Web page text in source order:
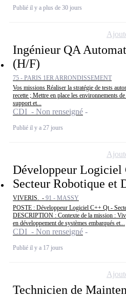
Publié il y a plus de 30 jours
Ingénieur QA
(H/F)
75 - PARIS 1ER ARRONDISSEMENT
Vos missions Réaliser la stratégie de tests
recette ; Mettre en place les environnements
support et...
CDI - Non renseigné
Publié il y a 27 jours
Développeur Logiciel
Secteur Robotique et
VIVERIS. - 91 - MASSY
POSTE : Développeur Logiciel C++ Qt -
DESCRIPTION : Contexte de la mission :
en développement de systèmes embarqués et...
CDI - Non renseigné
Publié il y a 17 jours
Technicien de